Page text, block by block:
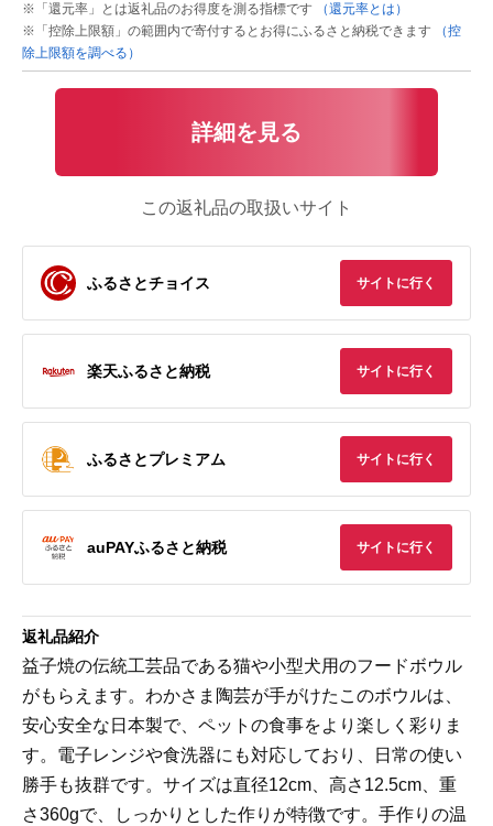
※「還元率」とは返礼品のお得度を測る指標です
（還元率とは）
※「控除上限額」の範囲内で寄付するとお得にふるさと納税できます
（控
除上限額を調べる）
詳細を見る
この返礼品の取扱いサイト
ふるさとチョイス サイトに行く
楽天ふるさと納税 サイトに行く
ふるさとプレミアム サイトに行く
auPAYふるさと納税 サイトに行く
返礼品紹介
益子焼の伝統工芸品である猫や小型犬用のフードボウル
がもらえます。わかさま陶芸が手がけたこのボウルは、
安心安全な日本製で、ペットの食事をより楽しく彩りま
す。電子レンジや食洗器にも対応しており、日常の使い
勝手も抜群です。サイズは直径12cm、高さ12.5cm、重
さ360gで、しっかりとした作りが特徴です。手作りの温